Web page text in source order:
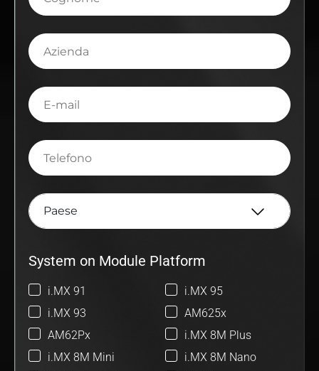
Azienda
E-
mail
Telefono
System on Module Platform
i.MX 91
i.MX 95
i.MX 93
AM625x
AM62Px
i.MX 8M Plus
i.MX 8M Mini
i.MX 8M Nano